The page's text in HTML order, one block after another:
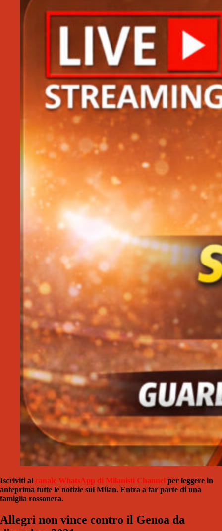
Iscriviti al canale WhatsApp di Milanisti Channel per leggere in
anteprima tutte le notizie sul Milan. Entra a far parte di una
famiglia rossonera.
Allegri non vince contro il Genoa da